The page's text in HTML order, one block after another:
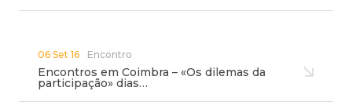
06 Set 16 Encontro
Encontros em Coimbra – «Os dilemas da
participação» dias…